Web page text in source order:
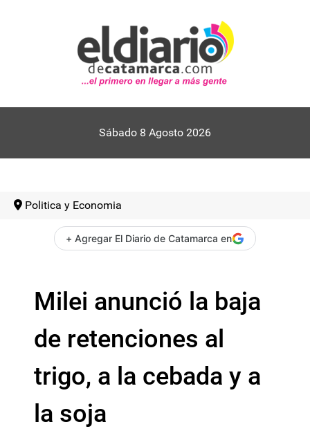
Sábado 8 Agosto 2026
Politica y Economia
+ Agregar El Diario de Catamarca en
Milei anunció la baja
de retenciones al
trigo, a la cebada y a
la soja